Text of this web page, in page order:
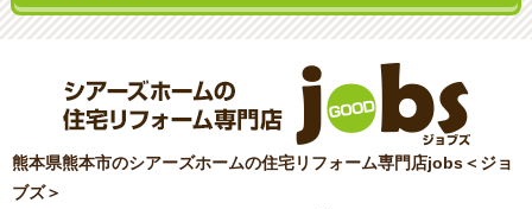
熊本県熊本市のシアーズホームの住宅リフォーム専門店jobs＜ジョ
ブズ＞